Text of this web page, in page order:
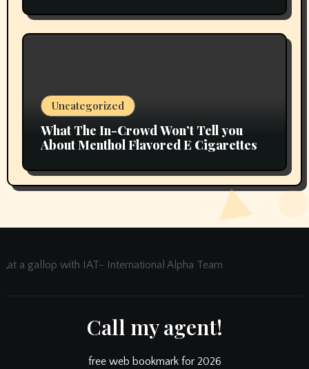
Uncategorized
What The In-Crowd Won’t Tell you
About Menthol Flavored E Cigarettes
at a gallop with IAT- International Alpha Team
Call my agent!
free web bookmark for 2026